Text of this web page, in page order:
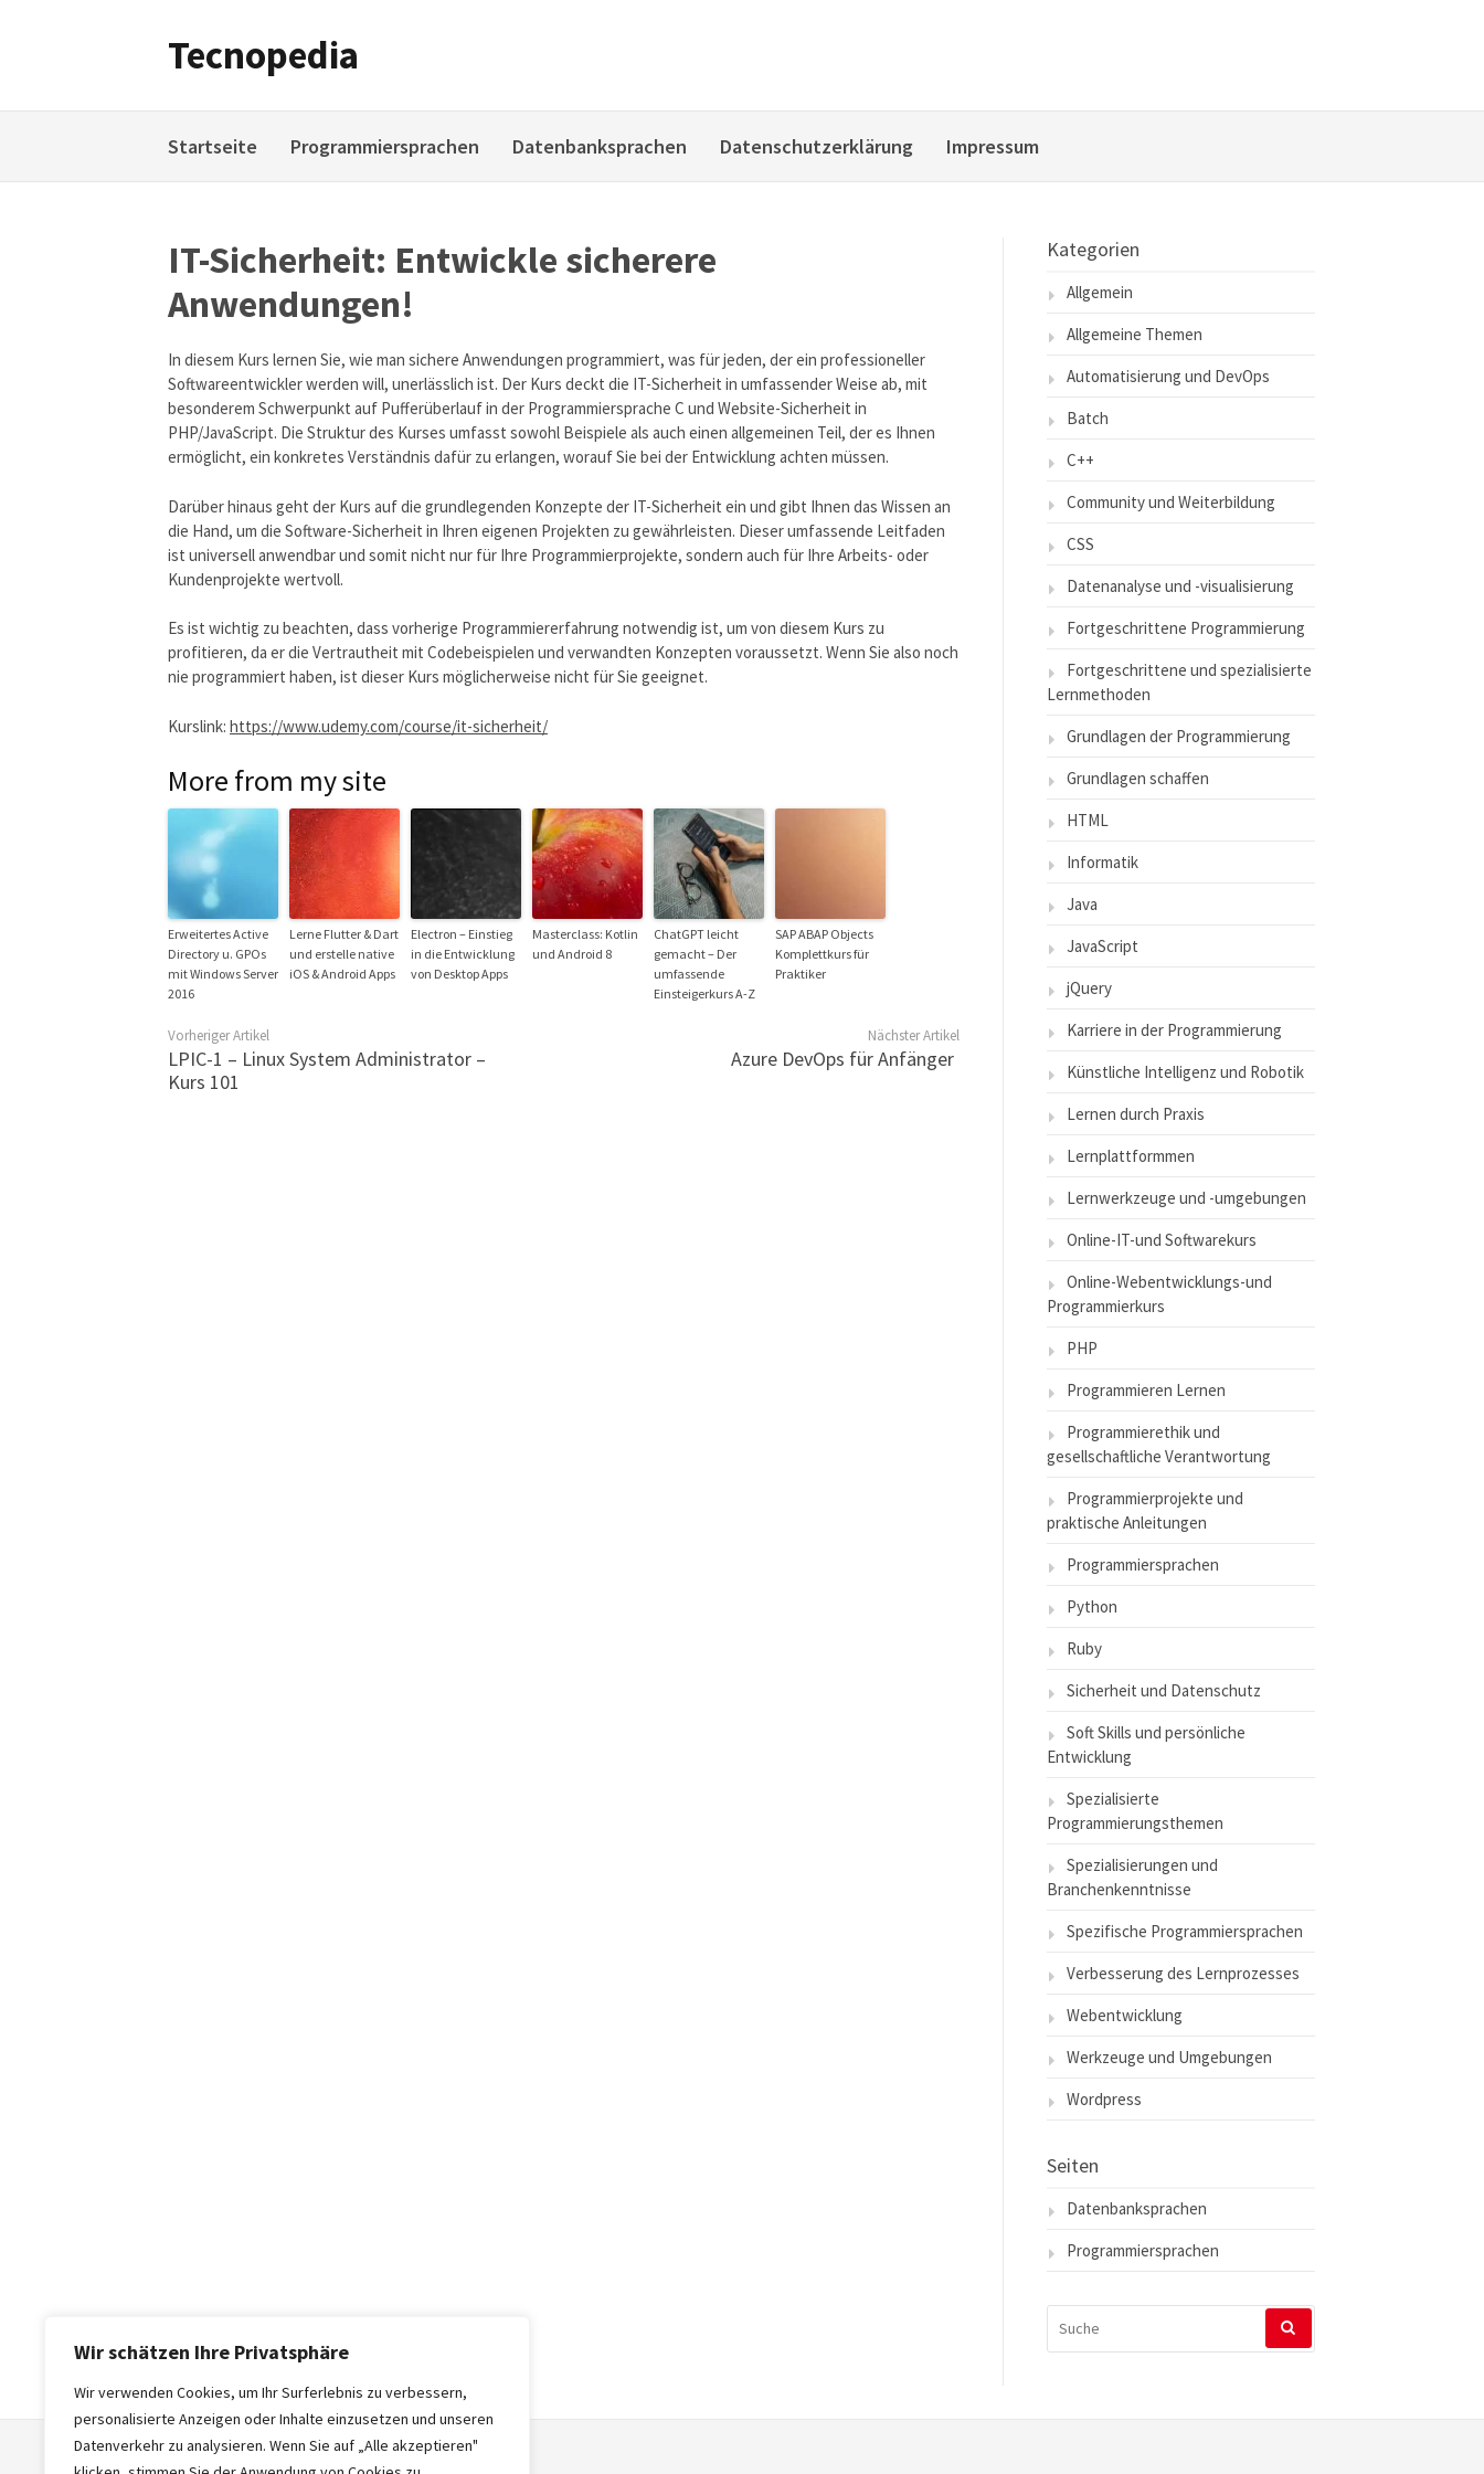
Wir schätzen Ihre Privatsphäre
Wir verwenden Cookies, um Ihr Surferlebnis zu verbessern,
personalisierte Anzeigen oder Inhalte einzusetzen und unseren
Datenverkehr zu analysieren. Wenn Sie auf „Alle akzeptieren"
Tecnopedia
Startseite Programmiersprachen Datenbanksprachen Datenschutzerklärung Impressum
IT-Sicherheit: Entwickle sicherere
Anwendungen!
In diesem Kurs lernen Sie, wie man sichere Anwendungen programmiert, was für jeden, der ein professioneller
Softwareentwickler werden will, unerlässlich ist. Der Kurs deckt die IT-Sicherheit in umfassender Weise ab, mit
besonderem Schwerpunkt auf Pufferüberlauf in der Programmiersprache C und Website-Sicherheit in
PHP/JavaScript. Die Struktur des Kurses umfasst sowohl Beispiele als auch einen allgemeinen Teil, der es Ihnen
ermöglicht, ein konkretes Verständnis dafür zu erlangen, worauf Sie bei der Entwicklung achten müssen.
Darüber hinaus geht der Kurs auf die grundlegenden Konzepte der IT-Sicherheit ein und gibt Ihnen das Wissen an
die Hand, um die Software-Sicherheit in Ihren eigenen Projekten zu gewährleisten. Dieser umfassende Leitfaden
ist universell anwendbar und somit nicht nur für Ihre Programmierprojekte, sondern auch für Ihre Arbeits- oder
Kundenprojekte wertvoll.
Es ist wichtig zu beachten, dass vorherige Programmiererfahrung notwendig ist, um von diesem Kurs zu
profitieren, da er die Vertrautheit mit Codebeispielen und verwandten Konzepten voraussetzt. Wenn Sie also noch
nie programmiert haben, ist dieser Kurs möglicherweise nicht für Sie geeignet.
Kurslink: https://www.udemy.com/course/it-sicherheit/
More from my site
Erweitertes Active
Directory u. GPOs
mit Windows Server
2016
Lerne Flutter & Dart
und erstelle native
iOS & Android Apps
Electron – Einstieg
in die Entwicklung
von Desktop Apps
Masterclass: Kotlin
und Android 8
ChatGPT leicht
gemacht – Der
umfassende
Einsteigerkurs A-Z
SAP ABAP Objects
Komplettkurs für
Praktiker
Vorheriger Artikel
LPIC-1 – Linux System Administrator –
Kurs 101
Nächster Artikel
Azure DevOps für Anfänger
Kategorien
Allgemein
Allgemeine Themen
Automatisierung und DevOps
Batch
C++
Community und Weiterbildung
CSS
Datenanalyse und -visualisierung
Fortgeschrittene Programmierung
Fortgeschrittene und spezialisierte
Lernmethoden
Grundlagen der Programmierung
Grundlagen schaffen
HTML
Informatik
Java
JavaScript
jQuery
Karriere in der Programmierung
Künstliche Intelligenz und Robotik
Lernen durch Praxis
Lernplattformmen
Lernwerkzeuge und -umgebungen
Online-IT-und Softwarekurs
Online-Webentwicklungs-und
Programmierkurs
PHP
Programmieren Lernen
Programmierethik und
gesellschaftliche Verantwortung
Programmierprojekte und
praktische Anleitungen
Programmiersprachen
Python
Ruby
Sicherheit und Datenschutz
Soft Skills und persönliche
Entwicklung
Spezialisierte
Programmierungsthemen
Spezialisierungen und
Branchenkenntnisse
Spezifische Programmiersprachen
Verbesserung des Lernprozesses
Webentwicklung
Werkzeuge und Umgebungen
Wordpress
Seiten
Datenbanksprachen
Programmiersprachen
NACH: